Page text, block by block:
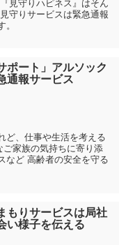
見守りハピネス』はそん
守りサービスは緊急通報
ポート」アルソック
通報サービス
ど、仕事や生活を考える
家族の気持ちに寄り添
など 高齢者の安全を守る
もりサービスは局社
い様子を伝える